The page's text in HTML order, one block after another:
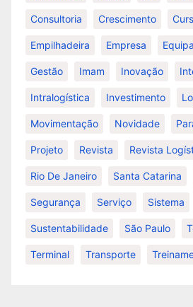
Consultoria Crescimento
Empilhadeira Empresa
Gestão Imam Inovação
Intralogística Investimento
Movimentação Novidade
Projeto Revista Revista
Rio De Janeiro Santa Catarina
Segurança Serviço Sistema
Sustentabilidade São Paulo
Terminal Transporte